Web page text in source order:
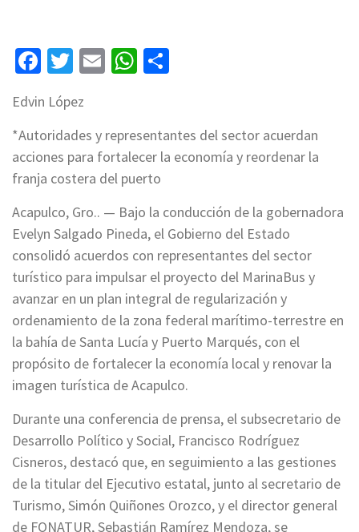
Facebook
Twitter
EmailWhatsApp
Edvin López
*Autoridades y representantes del sector acuerdan
acciones para fortalecer la economía y reordenar la
franja costera del puerto
Acapulco, Gro.. — Bajo la conducción de la gobernadora
Evelyn Salgado Pineda, el Gobierno del Estado
consolidó acuerdos con representantes del sector
turístico para impulsar el proyecto del MarinaBus y
avanzar en un plan integral de regularización y
ordenamiento de la zona federal marítimo-terrestre en
la bahía de Santa Lucía y Puerto Marqués, con el
propósito de fortalecer la economía local y renovar la
imagen turística de Acapulco.
Durante una conferencia de prensa, el subsecretario de
Desarrollo Político y Social, Francisco Rodríguez
Cisneros, destacó que, en seguimiento a las gestiones
de la titular del Ejecutivo estatal, junto al secretario de
Turismo, Simón Quiñones Orozco, y el director general
de FONATUR, Sebastián Ramírez Mendoza, se